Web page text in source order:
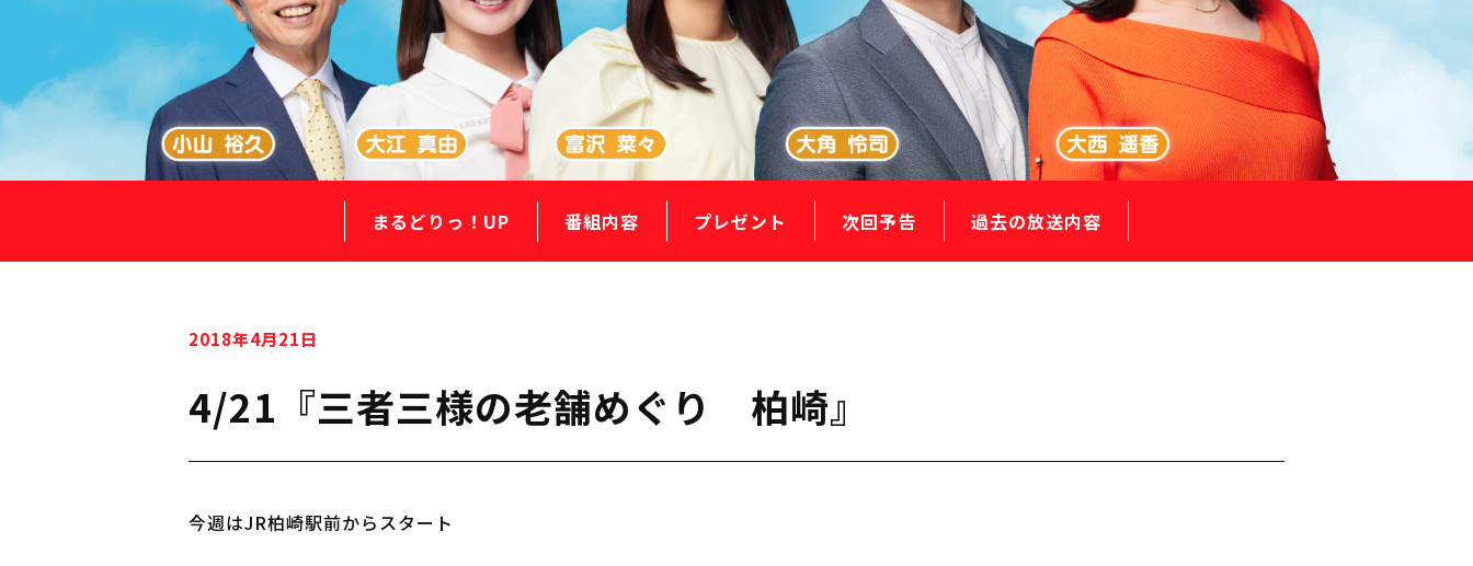
まるどりっ！UP 番組内容 プレゼント 次回予告 過去の放送内容
2018年4月21日
4/21『三者三様の老舗めぐり 柏崎』
今週はJR柏崎駅前からスタート